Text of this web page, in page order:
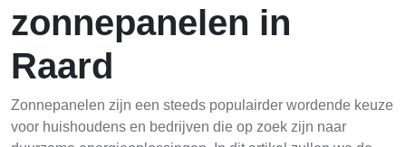
zonnepanelen in
Raard
Zonnepanelen zijn een steeds populairder wordende keuze
voor huishoudens en bedrijven die op zoek zijn naar